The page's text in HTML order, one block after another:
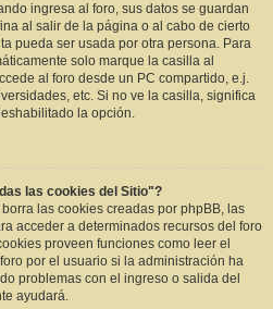
ingresa al foro, sus datos se guardan
al salir de la página o al cabo de cierto
pueda ser usada por otra persona. Para
solo marque la casilla al
al foro desde un PC compartido, e.j.
etc. Si no ve la casilla, significa
la opción.
las cookies del Sitio"?
las cookies creadas por phpBB, las
acceder a determinados recursos del foro
proveen funciones como leer el
por el usuario si la administración ha
problemas con el ingreso o salida del
ayudará.